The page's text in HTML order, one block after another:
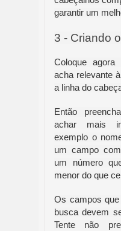
garantir um
3 - Criando
Coloque
acha relevante
a linha do
Então
achar mais
exemplo o
um campo
um número
menor do que
Os campos
busca devem
Tente não